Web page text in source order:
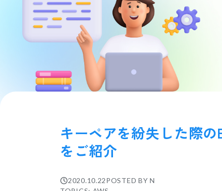
キーペアを紛失した際
をご紹介
2020.10.22POSTED BY N